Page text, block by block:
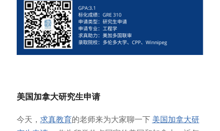
美国加拿大研究生申请
今天， 求真教育的老师来为大家聊一下 美国加拿大研